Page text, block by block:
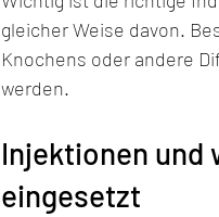
gleicher Weise davon.
Knochens oder andere
werden.
Injektionen und
eingesetzt